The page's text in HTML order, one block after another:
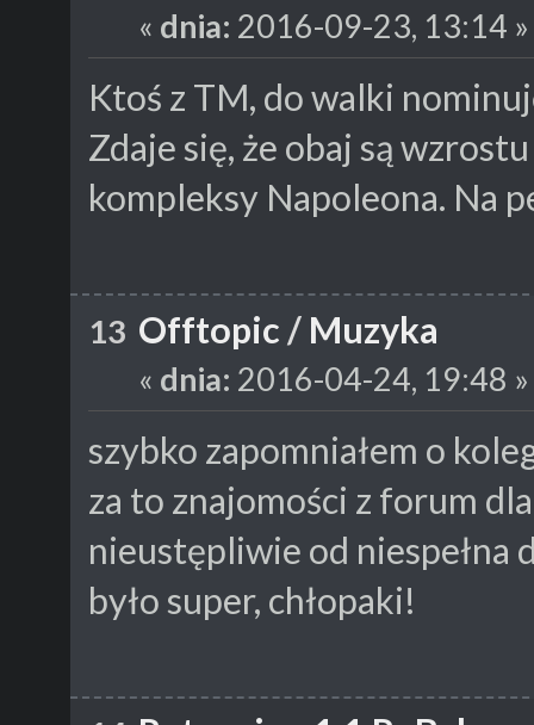
« dnia: 2016-09-23, 13:14 »
Ktoś z TM, do walki
Zdaje się, że obaj są
kompleksy Napoleona. Na
13 Offtopic / Muzyka
« dnia: 2016-04-24, 19:48 »
szybko zapomniałem o
za to znajomości z forum
nieustępliwie od niespełna
było super, chłopaki!